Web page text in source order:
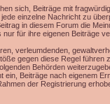
sich, Beiträge mit
einzelne Nachricht zu
in diesem Forum die
für ihre eigenen Beiträge
verleumdenden,
gegen diese Regel führen
Behörden
Beiträge nach eigenem
der Registrierung